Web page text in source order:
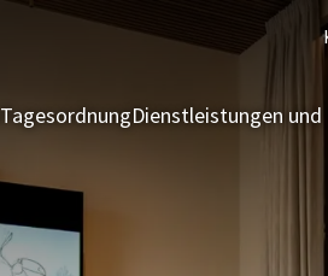
TagesordnungDienstleistungen